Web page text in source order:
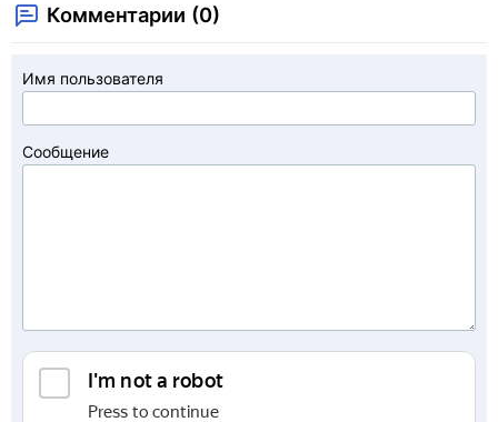
Комментарии (0)
Имя пользователя
Сообщение